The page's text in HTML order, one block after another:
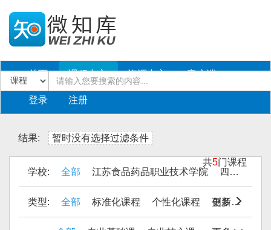
首页 课程中心 资源中心 客户端
登录 注册
结果: 暂时没有选择过滤条件
共5门课程
学校:
全部 江苏食品药品职业技术学院 四川工商职业技术学院
更多
类型: 全部 标准化课程 个性化课程 创新课程